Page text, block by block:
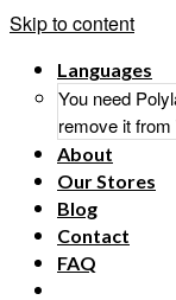
Skip to content
Languages
You need
remove it
About
Our Stores
Blog
Contact
FAQ